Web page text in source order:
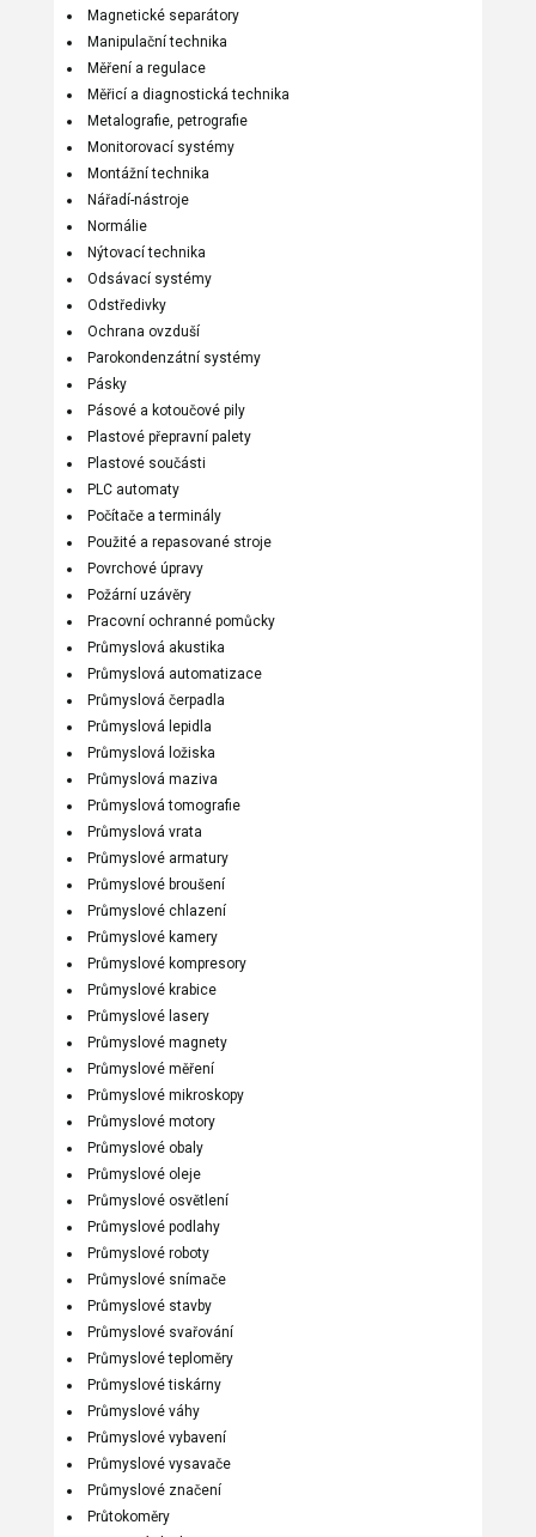
Magnetické separátory
Manipulační technika
Měření a regulace
Měřicí a diagnostická technika
Metalografie, petrografie
Monitorovací systémy
Montážní technika
Nářadí-nástroje
Normálie
Nýtovací technika
Odsávací systémy
Odstředivky
Ochrana ovzduší
Parokondenzátní systémy
Pásky
Pásové a kotoučové pily
Plastové přepravní palety
Plastové součásti
PLC automaty
Počítače a terminály
Použité a repasované stroje
Povrchové úpravy
Požární uzávěry
Pracovní ochranné pomůcky
Průmyslová akustika
Průmyslová automatizace
Průmyslová čerpadla
Průmyslová lepidla
Průmyslová ložiska
Průmyslová maziva
Průmyslová tomografie
Průmyslová vrata
Průmyslové armatury
Průmyslové broušení
Průmyslové chlazení
Průmyslové kamery
Průmyslové kompresory
Průmyslové krabice
Průmyslové lasery
Průmyslové magnety
Průmyslové měření
Průmyslové mikroskopy
Průmyslové motory
Průmyslové obaly
Průmyslové oleje
Průmyslové osvětlení
Průmyslové podlahy
Průmyslové roboty
Průmyslové snímače
Průmyslové stavby
Průmyslové svařování
Průmyslové teploměry
Průmyslové tiskárny
Průmyslové váhy
Průmyslové vybavení
Průmyslové vysavače
Průmyslové značení
Průtokoměry